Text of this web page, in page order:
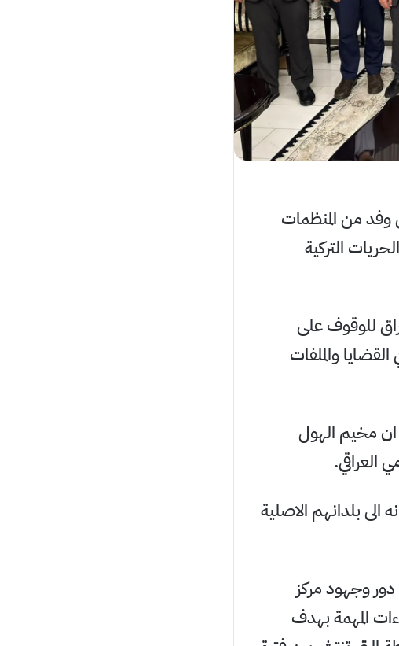
وفد من المنظمات
التركية
للوقوف على
والملفات
مخيم الهول
العراقي.
بلدانهم الاصلية
وجهود مركز
المهمة بهدف